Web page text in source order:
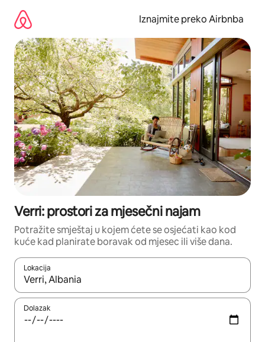
sadržaj
Iznajmite preko Airbnba
Verri: prostori za mjesečni najam
Potražite smještaj u kojem ćete se osjećati kao kod
kuće kad planirate boravak od mjesec ili više dana.
Lokacija
Kada budu dostupni rezultati, moći ćete ih pregledati
Dolazak